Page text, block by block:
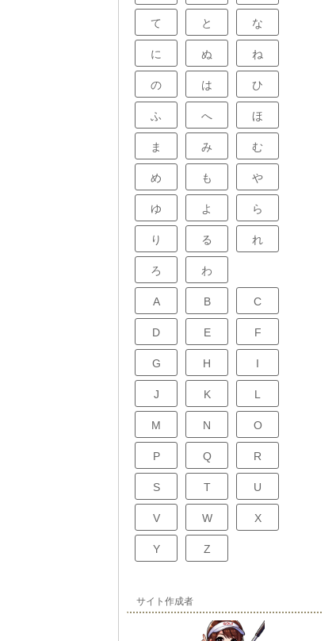
て と な
に ぬ ね
の は ひ
ふ へ ほ
ま み む
め も や
ゆ よ ら
り る れ
ろ わ
A B C
D E F
G H I
J K L
M N O
P Q R
S T U
V W X
Y Z
サイト作成者